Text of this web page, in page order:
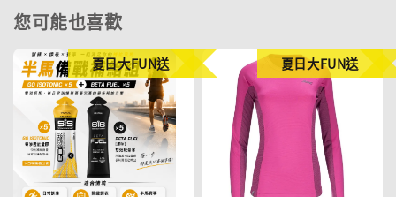
您可能也喜歡
夏日大FUN送 夏日大FUN送